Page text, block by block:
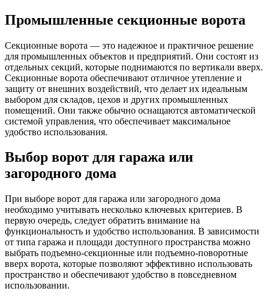
Промышленные секционные ворота
Секционные ворота — это надежное и практичное решение
для промышленных объектов и предприятий. Они состоят из
отдельных секций, которые поднимаются по вертикали вверх.
Секционные ворота обеспечивают отличное утепление и
защиту от внешних воздействий, что делает их идеальным
выбором для складов, цехов и других промышленных
помещений. Они также обычно оснащаются автоматической
системой управления, что обеспечивает максимальное
удобство использования.
Выбор ворот для гаража или
загородного дома
При выборе ворот для гаража или загородного дома
необходимо учитывать несколько ключевых критериев. В
первую очередь, следует обратить внимание на
функциональность и удобство использования. В зависимости
от типа гаража и площади доступного пространства можно
выбрать подъемно-секционные или подъемно-поворотные
вверх ворота, которые позволяют эффективно использовать
пространство и обеспечивают удобство в повседневном
использовании.